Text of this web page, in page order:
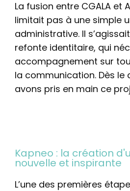
La fusion entre CGALA et
limitait pas à une simple
administrative. Il
refonte identitaire, qui
accompagnement sur
la communication. Dès le
avons pris en main ce
Kapneo : la création
nouvelle et inspirante
L’une des premières